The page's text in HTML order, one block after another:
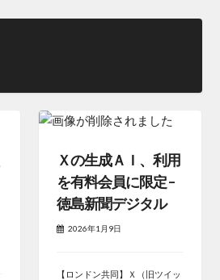
Ｘの生成ＡＩ、利用
を有料会員に限定 –
徳島新聞デジタル
2026年1月9日
【ロンドン共同】Ｘ（旧ツイッ